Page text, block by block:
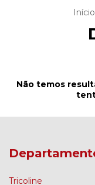
Início
Não temos
Tricoline